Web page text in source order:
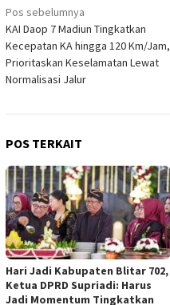
Navigasi
pos
Pos sebelumnya
KAI Daop 7 Madiun Tingkatkan
Kecepatan KA hingga 120 Km/Jam,
Prioritaskan Keselamatan Lewat
Normalisasi Jalur
POS TERKAIT
Hari Jadi Kabupaten Blitar 702,
Ketua DPRD Supriadi: Harus
Jadi Momentum Tingkatkan